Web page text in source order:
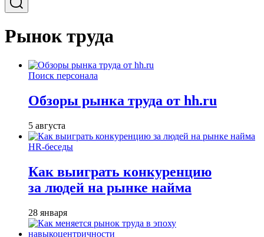
Рынок труда
Поиск персонала
Обзоры рынка труда от hh.ru
5 августа
HR-беседы
Как выиграть конкуренцию
за людей на рынке найма
28 января